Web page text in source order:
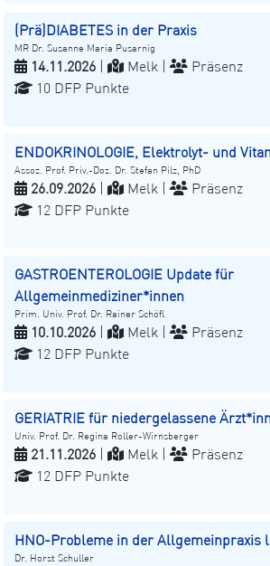
(Prä)DIABETES in der Praxis
MR Dr. Susanne Maria Pusarnig
14.11.2026 Melk |
Präsenz
10 DFP Punkte
ENDOKRINOLOGIE, Elektrolyt- und
Assoz. Prof. Priv.-Doz. Dr. Stefan Pilz, PhD
26.09.2026 Melk |
Präsenz
12 DFP Punkte
GASTROENTEROLOGIE Update für
Allgemeinmediziner*innen
Prim. Univ. Prof. Dr. Rainer Schöfl
10.10.2026 Melk |
Präsenz
12 DFP Punkte
GERIATRIE für niedergelassene
Univ. Prof. Dr. Regina Roller-Wirnsberger
21.11.2026 Melk |
Präsenz
12 DFP Punkte
HNO-Probleme in der Allgemeinpraxis
Dr. Horst Schuller